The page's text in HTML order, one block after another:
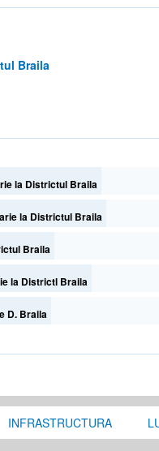
Braila
la Districtul Braila
la Districtul Braila
Braila
la Districtl Braila
D. Braila
INFRASTRUCTURA